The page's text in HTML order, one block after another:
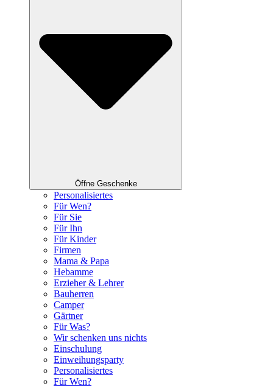
Öffne Geschenke
Personalisiertes
Für Wen?
Für Sie
Für Ihn
Für Kinder
Firmen
Mama & Papa
Hebamme
Erzieher & Lehrer
Bauherren
Camper
Gärtner
Für Was?
Wir schenken uns nichts
Einschulung
Einweihungsparty
Personalisiertes
Für Wen?